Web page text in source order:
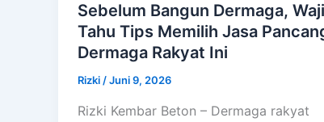
Sebelum Bangun Dermaga,
Tahu Tips Memilih Jasa
Dermaga Rakyat Ini
Rizki/Juni 9, 2026
Rizki Kembar Beton – Dermaga rakyat